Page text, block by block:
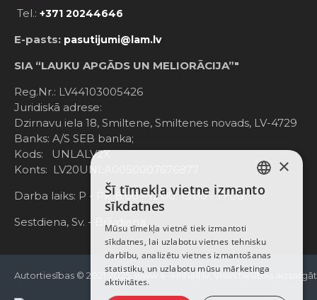
Tel.: +371 20244646
E-pasts: pasutijumi@lam.lv
SIA “LAUKU APGĀDS UN MELIORĀCIJA”"
Reg.Nr.: LV44103005426
Juridiskā adrese:
Dzirnavu iela 18, Smiltene, Smiltenes novads, LV-4729
Banks: A/S SEB banka;
Kods: UNLALV2X
Konts: LV20UNLA0050007676877
Darba laiks: P - Pk. 8:00 - 12:00; 13:00 - 17:00
Sestdiena, Sv. - Brīvdiena
Autortiesības © 2021-2025, www.e-einhell.lv, Visas tiesības
LATVIAN
ENGLISH
×
Šī tīmekļa vietne izmanto
sīkdatnes
Mūsu tīmekļa vietnē tiek izmantoti
sīkdatnes, lai uzlabotu vietnes tehnisku
darbību, analizētu vietnes izmantošanas
statistiku, un uzlabotu mūsu mārketinga
aktivitātes.